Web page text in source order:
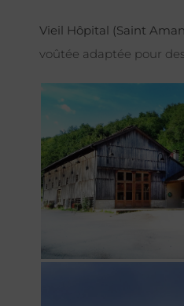
Vieil Hôpital (Saint
voûtée adaptée pour